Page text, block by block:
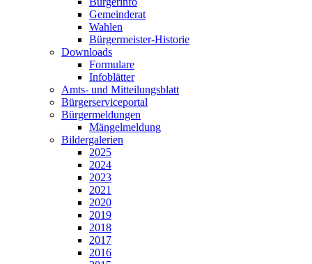
Gemeinderat
Wahlen
Bürgermeister-Historie
Downloads
Formulare
Infoblätter
Amts- und Mitteilungsblatt
Bürgerserviceportal
Bürgermeldungen
Mängelmeldung
Bildergalerien
2025
2024
2023
2021
2020
2019
2018
2017
2016